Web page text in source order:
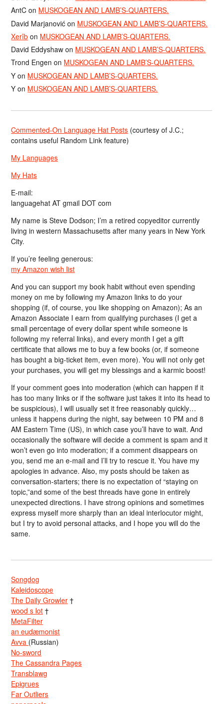
AntC on MUSKOGEAN AND LAMB’S-QUARTERS.
David Marjanović on MUSKOGEAN AND LAMB’S-QUARTERS.
Xerîb on MUSKOGEAN AND LAMB’S-QUARTERS.
David Eddyshaw on MUSKOGEAN AND LAMB’S-QUARTERS.
Trond Engen on MUSKOGEAN AND LAMB’S-QUARTERS.
Y on MUSKOGEAN AND LAMB’S-QUARTERS.
Y on MUSKOGEAN AND LAMB’S-QUARTERS.
Commented-On Language Hat Posts (courtesy of J.C.;
contains useful Random Link feature)
My Languages
My Hats
E-mail:
languagehat AT gmail DOT com
My name is Steve Dodson; I’m a retired copyeditor currently
living in western Massachusetts after many years in New York
City.
If you’re feeling generous:
my Amazon wish list
And you can support my book habit without even spending
money on me by following my Amazon links to do your
shopping (if, of course, you like shopping on Amazon); As an
Amazon Associate I earn from qualifying purchases (I get a
small percentage of every dollar spent while someone is
following my referral links), and every month I get a gift
certificate that allows me to buy a few books (or, if someone
has bought a big-ticket item, even more). You will not only get
your purchases, you will get my blessings and a karmic boost!
If your comment goes into moderation (which can happen if it
has too many links or if the software just takes it into its head to
be suspicious), I will usually set it free reasonably quickly…
unless it happens during the night, say between 10 PM and 8
AM Eastern Time (US), in which case you’ll have to wait. And
occasionally the software will decide a comment is spam and it
won’t even go into moderation; if a comment disappears on
you, send me an e-mail and I’ll try to rescue it. You have my
apologies in advance. Also, my posts should be taken as
conversation-starters; there is no expectation of “staying on
topic,”and some of the best threads have gone in entirely
unexpected directions. I have strong opinions and sometimes
express myself more sharply than an ideal interlocutor might,
but I try to avoid personal attacks, and I hope you will do the
same.
Songdog
Kaleidoscope
The Daily Growler †
wood s lot †
MetaFilter
an eudæmonist
Avva (Russian)
No-sword
The Cassandra Pages
Transblawg
Epigrues
Far Outliers